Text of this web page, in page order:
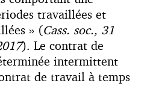
travaillées et
» (Cass. soc., 31
). Le contrat de
intermittent
de travail à temps